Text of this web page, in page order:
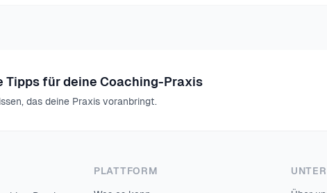
Tipps für deine Coaching-Praxis
das deine Praxis voranbringt.
PLATTFORM